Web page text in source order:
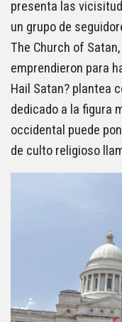
presenta las
un grupo de
The Church of
emprendieron para
Hail Satan? plantea
dedicado a la figura
occidental puede
de culto religioso